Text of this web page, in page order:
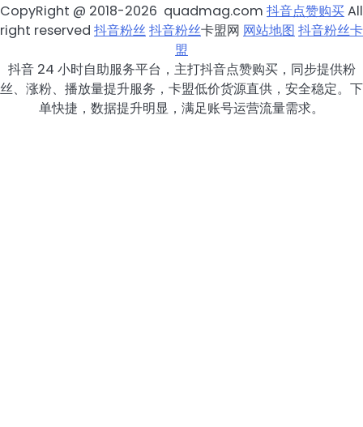
CopyRight @ 2018-2026 quadmag.com 抖音点赞购买All
right reserved 抖音粉丝抖音粉丝卡盟网 网站地图 抖音粉丝卡
盟
抖音 24 小时自助服务平台，主打抖音点赞购买，同步提供粉
丝、涨粉、播放量提升服务，卡盟低价货源直供，安全稳定。下
单快捷，数据提升明显，满足账号运营流量需求。